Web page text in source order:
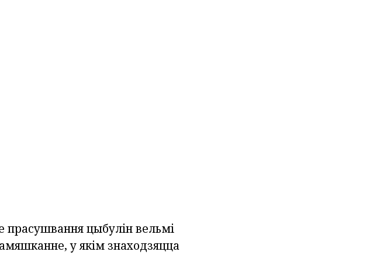
прасушвання цыбулін вельмі
у якім знаходзяцца